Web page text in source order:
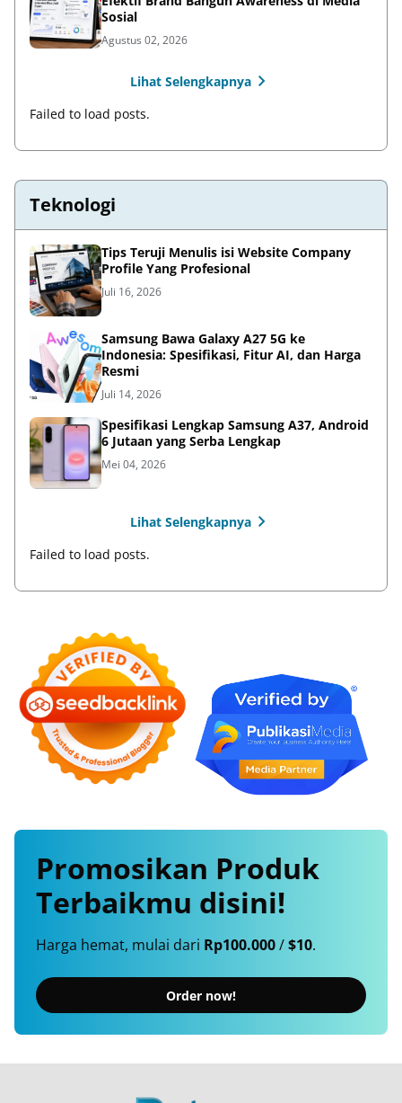
Sosial
Agustus 02, 2026
Lihat Selengkapnya
Failed to load posts.
Teknologi
Tips Teruji Menulis isi Website Company
Profile Yang Profesional
Juli 16, 2026
Samsung Bawa Galaxy A27 5G ke
Indonesia: Spesifikasi, Fitur AI, dan Harga
Resmi
Juli 14, 2026
Spesifikasi Lengkap Samsung A37, Android
6 Jutaan yang Serba Lengkap
Mei 04, 2026
Lihat Selengkapnya
Failed to load posts.
Promosikan Produk
Terbaikmu disini!
Harga hemat, mulai dari Rp100.000/$10.
Order now!